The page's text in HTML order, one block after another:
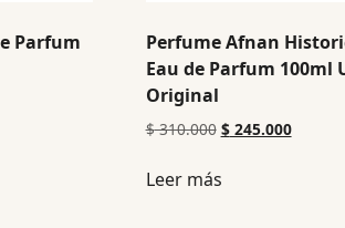
Parfum
Perfume Afnan
Eau de Parfum 100ml
Original
$310.000 $245.000
Leer más